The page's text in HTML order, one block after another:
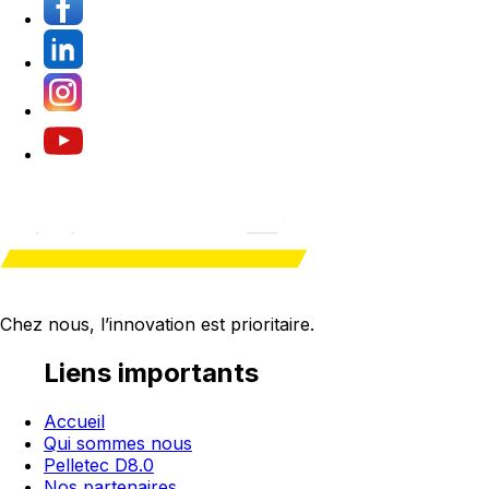
Chez nous, l’innovation est prioritaire.
Liens importants
Accueil
Qui sommes nous
Pelletec D8.0